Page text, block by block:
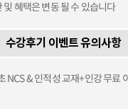
혜택은 변동 될 수 있습니다
수강후기 이벤트 유의사항
NCS & 인적성 교재+인강 무료